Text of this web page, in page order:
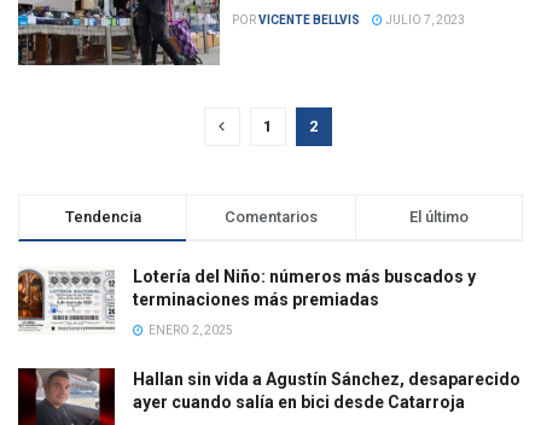
PORVICENTE BELLVIS JULIO 7, 2023
1 2
Tendencia Comentarios El último
Lotería del Niño: números más buscados y
terminaciones más premiadas
ENERO 2, 2025
Hallan sin vida a Agustín Sánchez, desaparecido
ayer cuando salía en bici desde Catarroja